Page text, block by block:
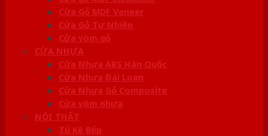
Cửa Gỗ MDF Veneer
Cửa Gỗ Tự Nhiên
Cửa vòm gỗ
CỬA NHỰA
Cửa Nhựa ABS Hàn Quốc
Cửa Nhựa Đài Loan
Cửa Nhựa Gỗ Composite
Cửa vòm nhựa
NỘI THẤT
Tủ Kệ Bếp